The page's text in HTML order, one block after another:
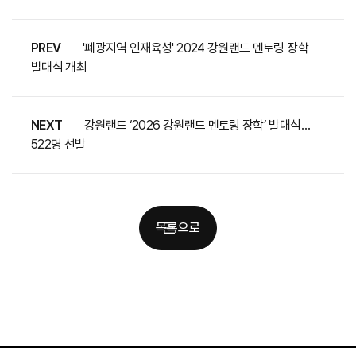
PREV
'폐광지역 인재육성' 2024 강원랜드 멘토링 장학
발대식 개최
NEXT
강원랜드 ‘2026 강원랜드 멘토링 장학’ 발대식…
522명 선발
목록으로